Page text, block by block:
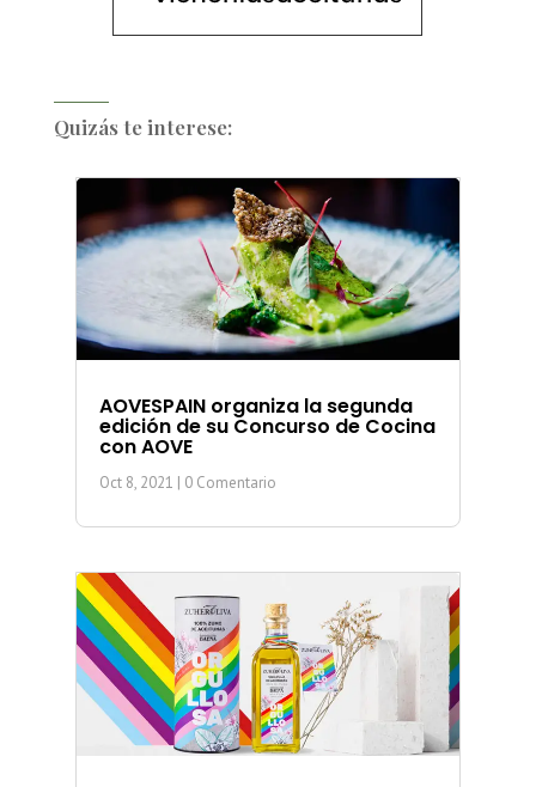
Quizás te interese:
AOVESPAIN organiza la segunda
edición de su Concurso de Cocina
con AOVE
Oct 8, 2021 | 0 Comentario